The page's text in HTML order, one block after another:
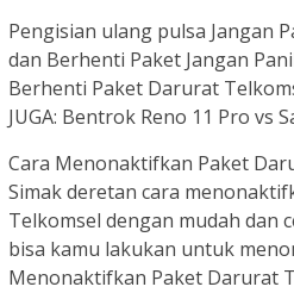
Pengisian ulang pulsa Jangan
dan Berhenti Paket Jangan
Berhenti Paket Darurat
JUGA: Bentrok Reno 11 Pro vs
Cara Menonaktifkan Paket
Simak deretan cara
Telkomsel dengan mudah dan
bisa kamu lakukan untuk
Menonaktifkan Paket Darurat